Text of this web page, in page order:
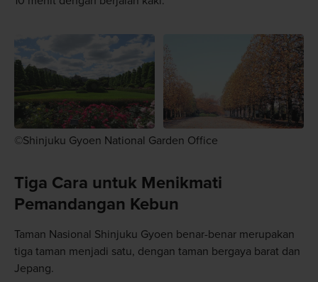
©Shinjuku Gyoen National Garden Office
Tiga Cara untuk Menikmati
Pemandangan Kebun
Taman Nasional Shinjuku Gyoen benar-benar merupakan
tiga taman menjadi satu, dengan taman bergaya barat dan
Jepang.